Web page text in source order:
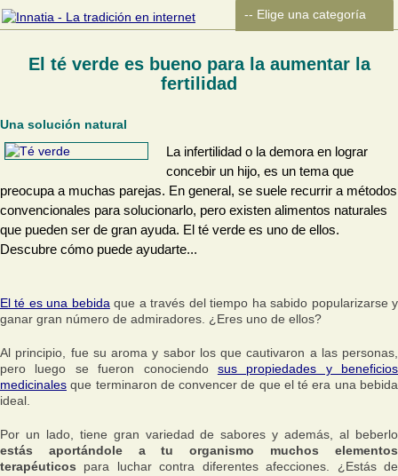
El té verde es bueno para la aumentar la
fertilidad
Una solución natural
La infertilidad o la demora en lograr
concebir un hijo, es un tema que
preocupa a muchas parejas. En general, se suele recurrir a métodos
convencionales para solucionarlo, pero existen alimentos naturales
que pueden ser de gran ayuda. El té verde es uno de ellos.
Descubre cómo puede ayudarte...
El té es una bebida que a través del tiempo ha sabido popularizarse y
ganar gran número de admiradores. ¿Eres uno de ellos?
Al principio, fue su aroma y sabor los que cautivaron a las personas,
pero luego se fueron conociendo sus propiedades y beneficios
medicinales que terminaron de convencer de que el té era una bebida
ideal.
Por un lado, tiene gran variedad de sabores y además, al beberlo
estás aportándole a tu organismo muchos elementos
terapéuticos para luchar contra diferentes afecciones. ¿Estás de